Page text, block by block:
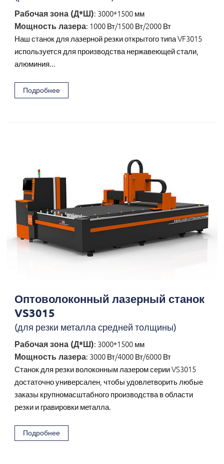
Рабочая зона (Д*Ш): 3000*1500 мм
Мощность лазера: 1000 Вт/1500 Вт/2000 Вт
Наш станок для лазерной резки открытого типа VF3015
используется для производства нержавеющей стали,
алюминия...
Подробнее
Оптоволоконный лазерный станок
VS3015
(для резки металла средней толщины)
Рабочая зона (Д*Ш): 3000*1500 мм
Мощность лазера: 3000 Вт/4000 Вт/6000 Вт
Станок для резки волоконным лазером серии VS3015
достаточно универсален, чтобы удовлетворить любые
заказы крупномасштабного производства в области
резки и гравировки металла.
Подробнее